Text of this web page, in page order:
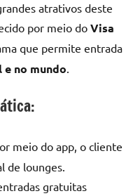
atrativos deste
por meio doVisa
que permite entrada
e no mundo.
meio do app, o cliente
de lounges.
gratuitas